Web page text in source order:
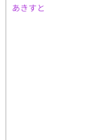
あきすと